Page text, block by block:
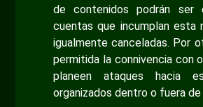
de contenidos podrán ser
cuentas que incumplan esta
igualmente canceladas. Por
permitida la connivencia con
planeen ataques hacia
organizados dentro o fuera de